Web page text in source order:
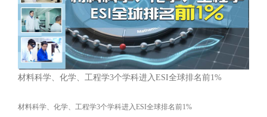
材料科学、化学、工程学3个学科进入ESI全球排名前1%
材料科学、化学、工程学3个学科进入ESI全球排名前1%